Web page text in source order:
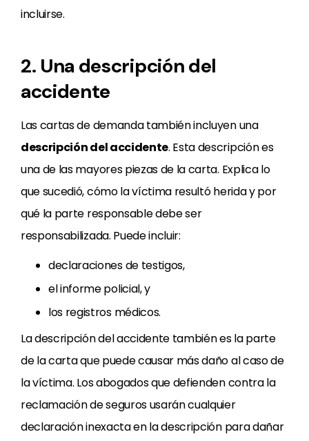
incluirse.
2. Una descripción del
accidente
Las cartas de demanda también incluyen una
descripción del accidente. Esta descripción es
una de las mayores piezas de la carta. Explica lo
que sucedió, cómo la víctima resultó herida y por
qué la parte responsable debe ser
responsabilizada. Puede incluir:
declaraciones de testigos,
el informe policial, y
los registros médicos.
La descripción del accidente también es la parte
de la carta que puede causar más daño al caso de
la víctima. Los abogados que defienden contra la
reclamación de seguros usarán cualquier
declaración inexacta en la descripción para dañar